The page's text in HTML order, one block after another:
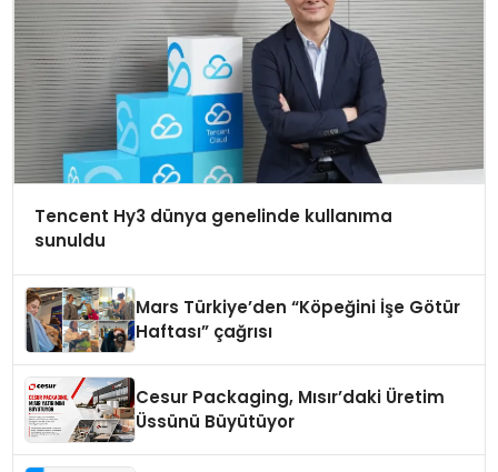
Tencent Hy3 dünya genelinde kullanıma
sunuldu
Mars Türkiye’den “Köpeğini İşe Götür
Haftası” çağrısı
Cesur Packaging, Mısır’daki Üretim
Üssünü Büyütüyor